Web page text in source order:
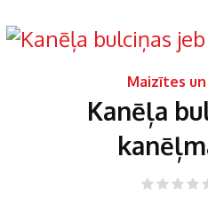
Maizītes
Kanēļa